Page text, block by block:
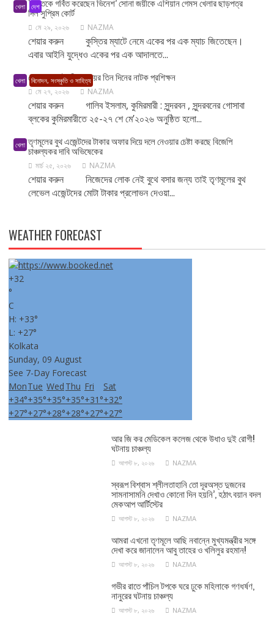
খেলা দেশ
দিল সুপ্রিম কোর্ট
মে ২৯, ২০২৬ NAZMA
শেয়ার করুন কুস্তির ম্যাটে নেমে একের পর এক ম্যাচ জিতেছেন।
এবার আইনি যুদ্ধেও একের পর এক আদালতে...
খেলা বিনোদন, সংস্কৃতি ও সাহিত্য
গোলপাতা নাট্যবিদ্যালয়ের তিন দিনের নাটক প্রশিক্ষন
মে ২৭, ২০২৬ NAZMA
শেয়ার করুন গালিব ইসলাম, কুমিরমারী : সুন্দরবন , সুন্দরবনের গোসাবা
ব্লকের কুমিরমারীতে ২৫-২৭ শে মে’২০২৬ অনুষ্ঠিত হলো...
খেলা তৃণমূলের বুথ এজেন্টদের টাকার অফার দিয়ে দলে নেওয়ার চেষ্টা করছে বিজেপি
চাঞ্চল্যকর দাবি অভিষেকের
মার্চ ২৫, ২০২৬ NAZMA
শেয়ার করুন নিজেদের লোক নেই বুথে বসার জন্য তাই তৃণমূলের বুথ
লেভেল এজেন্টদের মোটা টাকার প্রলোভন দেওয়া...
WEATHER FORECAST
+32
°
C
H: +33°
L: +27°
Kolkata
Sunday, 09 August
See 7-Day Forecast
MonTue Wed Thu Fri
Sat
+34°+35°+35°+35°+31°+32°
+27°+27°+28°+28°+27°+27°
আর জি কর মেডিকেল কলেজ থেকে উধাও দুই রোগী!
ঘটনায় চাঞ্চল্য
আগস্ট ৮, ২০২৬ NAZMA
স্বরূপ বিশ্বাস শ্লীলতাহানি তো দূরঅস্ত দুজনের
সামনাসামনি দেখাও কোনো দিন হয়নি’, হঠাৎ বয়ান বদল
মেকআপ আর্টিস্টের
আগস্ট ৮, ২০২৬ NAZMA
আমরা এখনো তৃণমূলে আছি নবান্নে মুখ্যমন্ত্রীর সঙ্গে
দেখা করে জানালেন আবু তাহের ও খলিলুর রহমান!
আগস্ট ৮, ২০২৬ NAZMA
গভীর রাতে পাঁচিল টপকে ঘরে ঢুকে মহিলাকে গণধর্ষণ,
নানুরের ঘটনায় চাঞ্চল্য
আগস্ট ৮, ২০২৬ NAZMA